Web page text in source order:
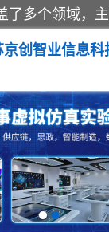
京创智业信息科
低
冷
思政